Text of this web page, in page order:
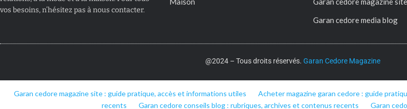
vos besoins, n’hésitez pas à nous contacter.
Garan cedore media blog
@2024 – Tous droits réservés. Garan Cedore Magazine
Garan cedore magazine site : guide pratique, accès et informations utiles Acheter magazine garan cedore : guide
recents
Garan cedore conseils blog : rubriques, archives et contenus recents Garan